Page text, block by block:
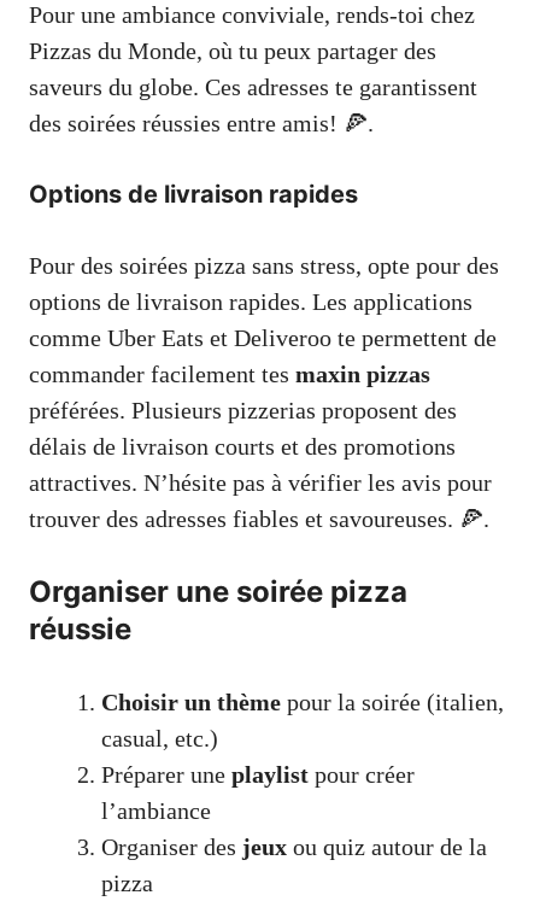
Pour une ambiance conviviale, rends-toi chez
Pizzas du Monde, où tu peux partager des
saveurs du globe. Ces adresses te garantissent
des soirées réussies entre amis! 🍕.
Options de livraison rapides
Pour des soirées pizza sans stress, opte pour des
options de livraison rapides. Les applications
comme Uber Eats et Deliveroo te permettent de
commander facilement tes maxin pizzas
préférées. Plusieurs pizzerias proposent des
délais de livraison courts et des promotions
attractives. N’hésite pas à vérifier les avis pour
trouver des adresses fiables et savoureuses. 🍕.
Organiser une soirée pizza
réussie
Choisir un thème pour la soirée (italien,
casual, etc.)
Préparer une playlist pour créer
l’ambiance
Organiser des jeux ou quiz autour de la
pizza